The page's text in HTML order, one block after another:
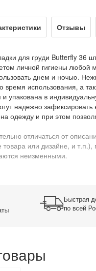
Отзывы
для груди Butterfly 36
личной гигиены любой
днем и ночью.
время использования, а
упакована в
надежно
одежду и при этом
отличаться от
товара или дизайне, и
неизменными.
Быстрая
по всей